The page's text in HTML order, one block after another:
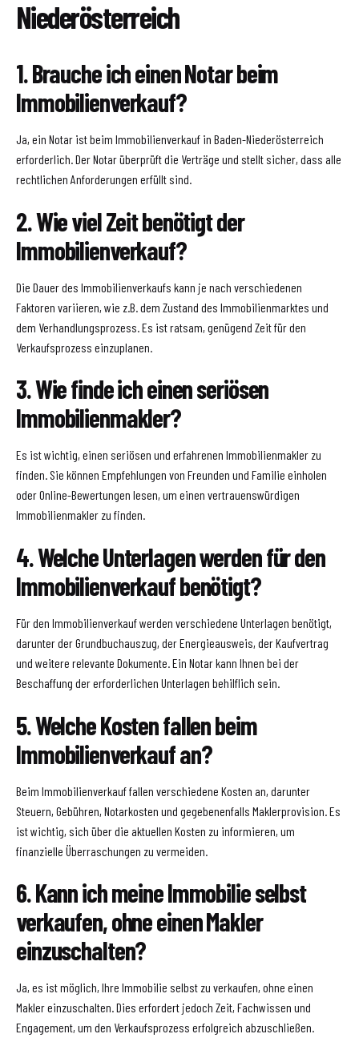
Niederösterreich
1. Brauche ich einen Notar beim
Immobilienverkauf?
Ja, ein Notar ist beim Immobilienverkauf in Baden-Niederösterreich
erforderlich. Der Notar überprüft die Verträge und stellt sicher, dass alle
rechtlichen Anforderungen erfüllt sind.
2. Wie viel Zeit benötigt der
Immobilienverkauf?
Die Dauer des Immobilienverkaufs kann je nach verschiedenen
Faktoren variieren, wie z.B. dem Zustand des Immobilienmarktes und
dem Verhandlungsprozess. Es ist ratsam, genügend Zeit für den
Verkaufsprozess einzuplanen.
3. Wie finde ich einen seriösen
Immobilienmakler?
Es ist wichtig, einen seriösen und erfahrenen Immobilienmakler zu
finden. Sie können Empfehlungen von Freunden und Familie einholen
oder Online-Bewertungen lesen, um einen vertrauenswürdigen
Immobilienmakler zu finden.
4. Welche Unterlagen werden für den
Immobilienverkauf benötigt?
Für den Immobilienverkauf werden verschiedene Unterlagen benötigt,
darunter der Grundbuchauszug, der Energieausweis, der Kaufvertrag
und weitere relevante Dokumente. Ein Notar kann Ihnen bei der
Beschaffung der erforderlichen Unterlagen behilflich sein.
5. Welche Kosten fallen beim
Immobilienverkauf an?
Beim Immobilienverkauf fallen verschiedene Kosten an, darunter
Steuern, Gebühren, Notarkosten und gegebenenfalls Maklerprovision. Es
ist wichtig, sich über die aktuellen Kosten zu informieren, um
finanzielle Überraschungen zu vermeiden.
6. Kann ich meine Immobilie selbst
verkaufen, ohne einen Makler
einzuschalten?
Ja, es ist möglich, Ihre Immobilie selbst zu verkaufen, ohne einen
Makler einzuschalten. Dies erfordert jedoch Zeit, Fachwissen und
Engagement, um den Verkaufsprozess erfolgreich abzuschließen.